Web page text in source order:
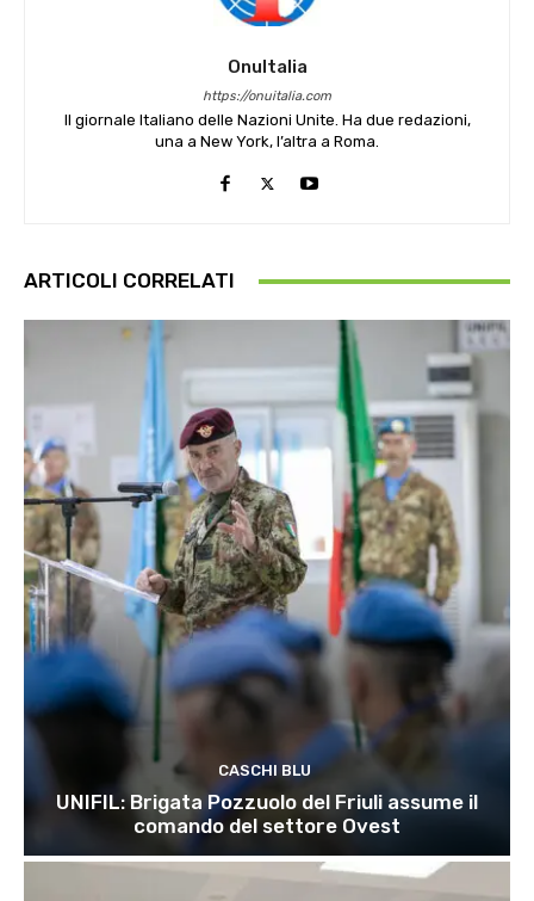
OnuItalia
https://onuitalia.com
Il giornale Italiano delle Nazioni Unite. Ha due redazioni,
una a New York, l’altra a Roma.
ARTICOLI CORRELATI
CASCHI BLU
UNIFIL: Brigata Pozzuolo del Friuli assume il
comando del settore Ovest